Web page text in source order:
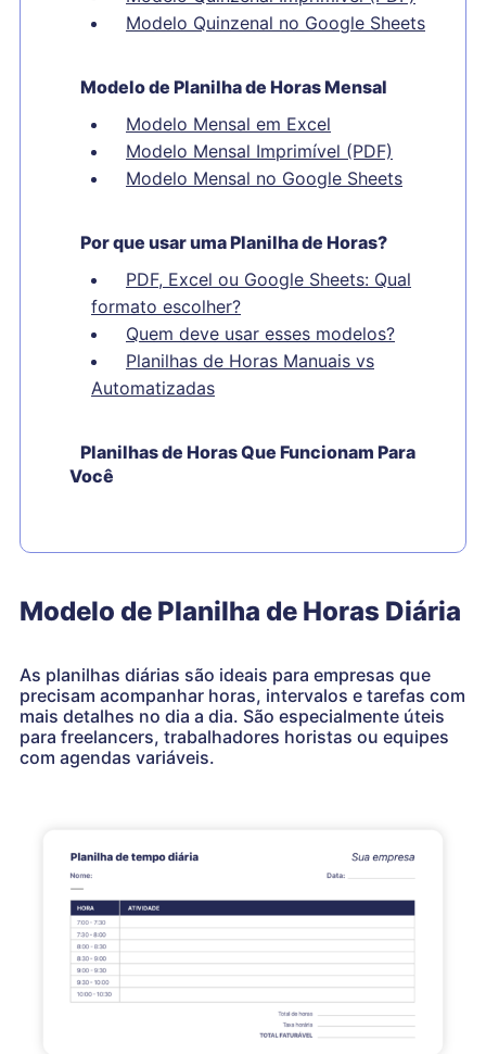
Modelo Quinzenal no Google Sheets
Modelo de Planilha de Horas Mensal
Modelo Mensal em Excel
Modelo Mensal Imprimível (PDF)
Modelo Mensal no Google Sheets
Por que usar uma Planilha de Horas?
PDF, Excel ou Google Sheets: Qual
formato escolher?
Quem deve usar esses modelos?
Planilhas de Horas Manuais vs
Automatizadas
Planilhas de Horas Que Funcionam Para
Você
Modelo de Planilha de Horas Diária
As planilhas diárias são ideais para empresas que
precisam acompanhar horas, intervalos e tarefas com
mais detalhes no dia a dia. São especialmente úteis
para freelancers, trabalhadores horistas ou equipes
com agendas variáveis.